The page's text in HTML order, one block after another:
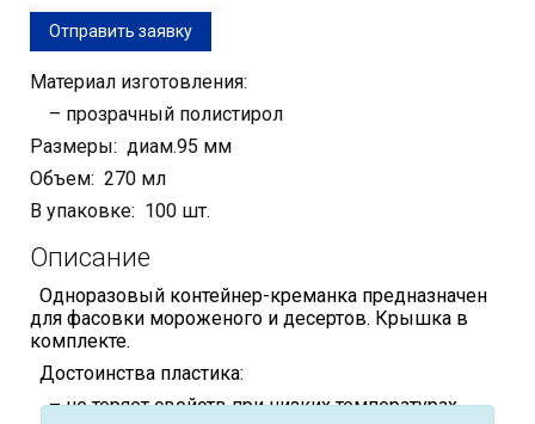
Отправить заявку
Материал изготовления:
– прозрачный полистирол
Размеры: диам.95 мм
Объем: 270 мл
В упаковке: 100 шт.
Описание
Одноразовый контейнер-креманка предназначен
для фасовки мороженого и десертов. Крышка в
комплекте.
Достоинства пластика:
– не теряет свойств при низких температурах